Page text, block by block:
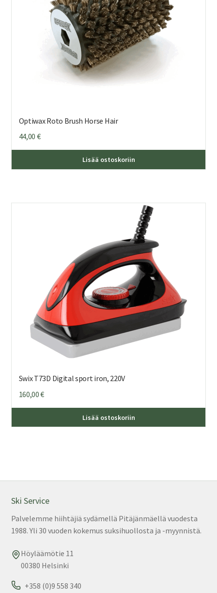
Optiwax Roto Brush Horse Hair
44,00 €
Lisää ostoskoriin
Swix T73D Digital sport iron, 220V
160,00€
Lisää ostoskoriin
Ski Service
Palvelemme hiihtäjiä sydämellä Pitäjänmäellä vuodesta
1988. Yli 30 vuoden kokemus suksihuollosta ja -myynnistä.
Höyläämötie 11
00380 Helsinki
+358 (0)9 558 340